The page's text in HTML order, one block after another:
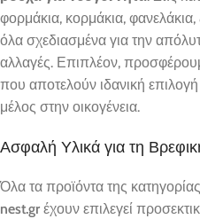
φορμάκια, κορμάκια, φανελάκια,
όλα σχεδιασμένα για την
αλλαγές. Επιπλέον,
που αποτελούν ιδανική
μέλος στην οικογένεια.
Ασφαλή Υλικά για τη
Όλα τα προϊόντα της κατηγορίας
nest.gr έχουν επιλεγεί